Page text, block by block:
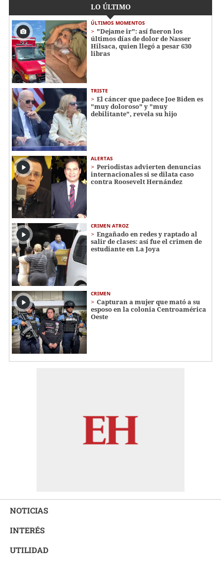
LO ÚLTIMO
ÚLTIMOS MOMENTOS
"Dejame ir": así fueron los
últimos días de dolor de Nasser
Hilsaca, quien llegó a pesar 630
libras
TRISTE
El cáncer que padece Joe Biden es
"muy doloroso" y "muy
debilitante", revela su hijo
ALERTAS
Periodistas advierten denuncias
internacionales si se dilata caso
contra Roosevelt Hernández
CRIMEN ATROZ
Engañado en redes y raptado al
salir de clases: así fue el crimen de
estudiante en La Joya
CRIMEN
Capturan a mujer que mató a su
esposo en la colonia Centroamérica
Oeste
NOTICIAS
INTERÉS
UTILIDAD